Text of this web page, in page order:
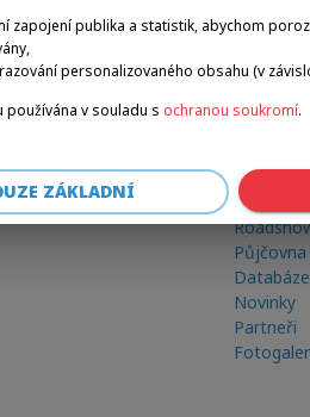
Zimní hry
Půjčovna
Databáze
Novinky
Partneři
zapojení publika a statistik, abychom
personalizovaného obsahu (v
používána v souladu s ochranou soukromí.
ZÁKLADNÍ